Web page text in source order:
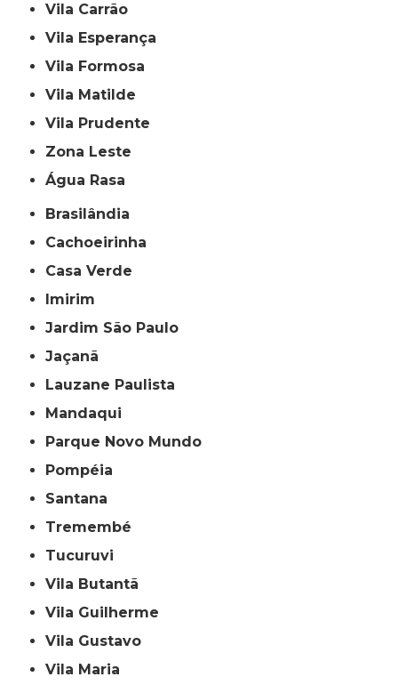
Vila Carrão
Vila Esperança
Vila Formosa
Vila Matilde
Vila Prudente
Zona Leste
Água Rasa
Brasilândia
Cachoeirinha
Casa Verde
Imirim
Jardim São Paulo
Jaçanã
Lauzane Paulista
Mandaqui
Parque Novo Mundo
Pompéia
Santana
Tremembé
Tucuruvi
Vila Butantã
Vila Guilherme
Vila Gustavo
Vila Maria